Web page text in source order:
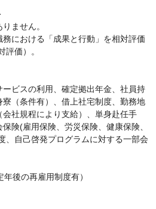
ません。
における「成果と行動」を相対評価
評価）。
ビスの利用、確定拠出年金、社員持
（条件有）、借上社宅制度、勤務地
社規程により支給）、単身赴任手
険(雇用保険、労災保険、健康保険、
、自己啓発プログラムに対する一部会
後の再雇用制度有）